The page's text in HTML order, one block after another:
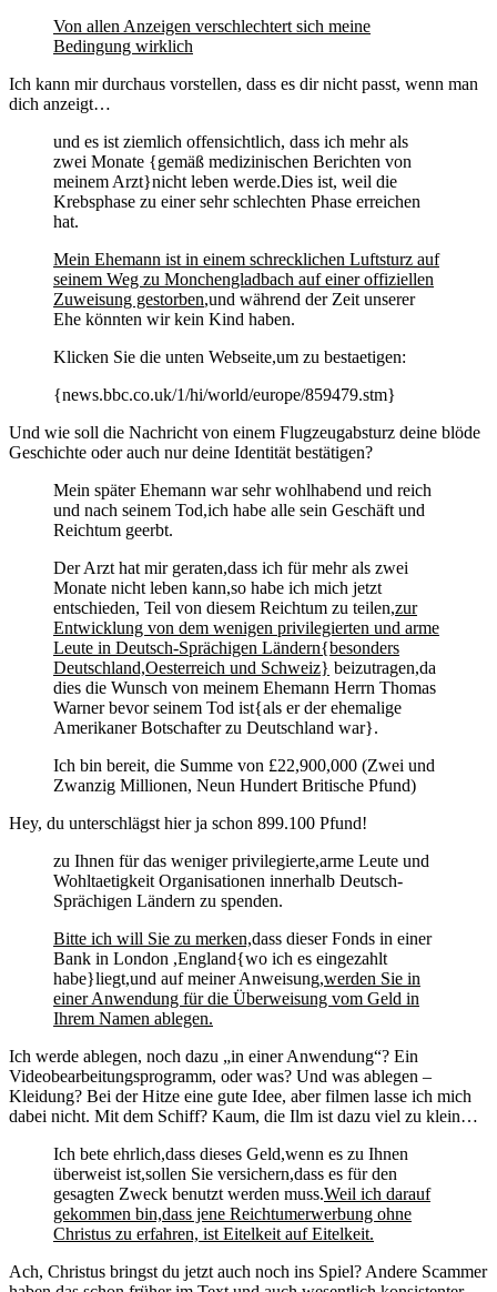
Von allen Anzeigen verschlechtert sich meine
Bedingung wirklich
Ich kann mir durchaus vorstellen, dass es dir nicht passt, wenn man
dich anzeigt…
und es ist ziemlich offensichtlich, dass ich mehr als
zwei Monate {gemäß medizinischen Berichten von
meinem Arzt}nicht leben werde.Dies ist, weil die
Krebsphase zu einer sehr schlechten Phase erreichen
hat.
Mein Ehemann ist in einem schrecklichen Luftsturz auf
seinem Weg zu Monchengladbach auf einer offiziellen
Zuweisung gestorben,und während der Zeit unserer
Ehe könnten wir kein Kind haben.
Klicken Sie die unten Webseite,um zu bestaetigen:
{news.bbc.co.uk/1/hi/world/europe/859479.stm}
Und wie soll die Nachricht von einem Flugzeugabsturz deine blöde
Geschichte oder auch nur deine Identität bestätigen?
Mein später Ehemann war sehr wohlhabend und reich
und nach seinem Tod,ich habe alle sein Geschäft und
Reichtum geerbt.
Der Arzt hat mir geraten,dass ich für mehr als zwei
Monate nicht leben kann,so habe ich mich jetzt
entschieden, Teil von diesem Reichtum zu teilen,zur
Entwicklung von dem wenigen privilegierten und arme
Leute in Deutsch-Sprächigen Ländern{besonders
Deutschland,Oesterreich und Schweiz} beizutragen,da
dies die Wunsch von meinem Ehemann Herrn Thomas
Warner bevor seinem Tod ist{als er der ehemalige
Amerikaner Botschafter zu Deutschland war}.
Ich bin bereit, die Summe von £22,900,000 (Zwei und
Zwanzig Millionen, Neun Hundert Britische Pfund)
Hey, du unterschlägst hier ja schon 899.100 Pfund!
zu Ihnen für das weniger privilegierte,arme Leute und
Wohltaetigkeit Organisationen innerhalb Deutsch-
Sprächigen Ländern zu spenden.
Bitte ich will Sie zu merken,dass dieser Fonds in einer
Bank in London ,England{wo ich es eingezahlt
habe}liegt,und auf meiner Anweisung,werden Sie in
einer Anwendung für die Überweisung vom Geld in
Ihrem Namen ablegen.
Ich werde ablegen, noch dazu „in einer Anwendung“? Ein
Videobearbeitungsprogramm, oder was? Und was ablegen –
Kleidung? Bei der Hitze eine gute Idee, aber filmen lasse ich mich
dabei nicht. Mit dem Schiff? Kaum, die Ilm ist dazu viel zu klein…
Ich bete ehrlich,dass dieses Geld,wenn es zu Ihnen
überweist ist,sollen Sie versichern,dass es für den
gesagten Zweck benutzt werden muss.Weil ich darauf
gekommen bin,dass jene Reichtumerwerbung ohne
Christus zu erfahren, ist Eitelkeit auf Eitelkeit.
Ach, Christus bringst du jetzt auch noch ins Spiel? Andere Scammer